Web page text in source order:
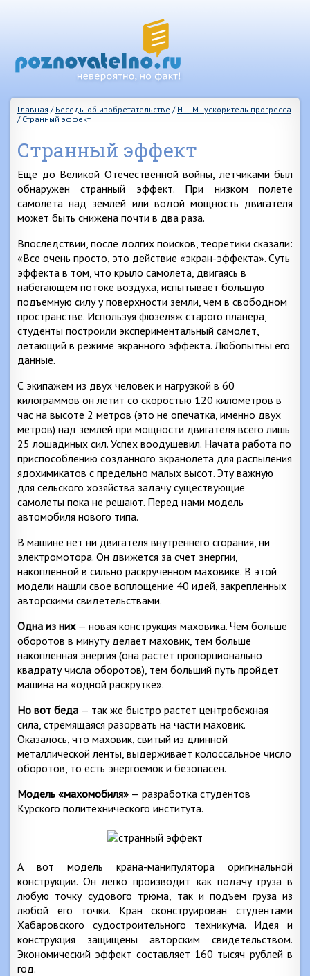
Главная / Беседы об изобретательстве / НТТМ - ускоритель прогресса
/ Странный эффект
Странный эффект
Еще до Великой Отечественной войны, летчиками был
обнаружен странный эффект. При низком полете
самолета над землей или водой мощность двигателя
может быть снижена почти в два раза.
Впоследствии, после долгих поисков, теоретики сказали:
«Все очень просто, это действие «экран-эффекта». Суть
эффекта в том, что крыло самолета, двигаясь в
набегающем потоке воздуха, испытывает большую
подъемную силу у поверхности земли, чем в свободном
пространстве. Используя фюзеляж старого планера,
студенты построили экспериментальный самолет,
летающий в режиме экранного эффекта. Любопытны его
данные.
С экипажем из двух человек и нагрузкой в 60
килограммов он летит со скоростью 120 километров в
час на высоте 2 метров (это не опечатка, именно двух
метров) над землей при мощности двигателя всего лишь
25 лошадиных сил. Успех воодушевил. Начата работа по
приспособлению созданного экранолета для распыления
ядохимикатов с предельно малых высот. Эту важную
для сельского хозяйства задачу существующие
самолеты пока не решают. Перед нами модель
автомобиля нового типа.
В машине нет ни двигателя внутреннего сгорания, ни
электромотора. Он движется за счет энергии,
накопленной в сильно раскрученном маховике. В этой
модели нашли свое воплощение 40 идей, закрепленных
авторскими свидетельствами.
Одна из них— новая конструкция маховика. Чем больше
оборотов в минуту делает маховик, тем больше
накопленная энергия (она растет пропорционально
квадрату числа оборотов), тем больший путь пройдет
машина на «одной раскрутке».
Но вот беда — так же быстро растет центробежная
сила, стремящаяся разорвать на части маховик.
Оказалось, что маховик, свитый из длинной
металлической ленты, выдерживает колоссальное число
оборотов, то есть энергоемок и безопасен.
Модель «махомобиля» — разработка студентов
Курского политехнического института.
А вот модель крана-манипулятора оригинальной
конструкции. Он легко производит как подачу груза в
любую точку судового трюма, так и подъем груза из
любой его точки. Кран сконструирован студентами
Хабаровского судостроительного техникума. Идея и
конструкция защищены авторским свидетельством.
Экономический эффект составляет 160 тысяч рублей в
год.